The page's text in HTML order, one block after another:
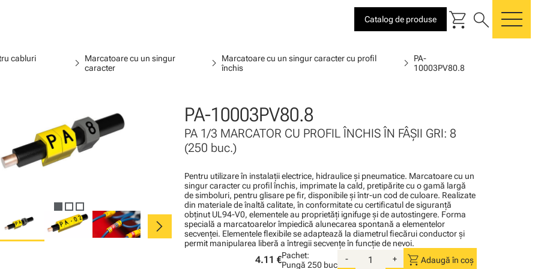
Catalog de produse shopping_cart search
cabluri
chevron_right
Marcatoare cu un singur
caracter
chevron_right
Marcatoare cu un singur caracter cu profil
închis
chevron_right
PA-
10003PV80.8
chevron_right
PA-10003PV80.8
PA 1/3 MARCATOR CU PROFIL ÎNCHIS ÎN FÂŞII GRI: 8
(250 buc.)
Pentru utilizare în instalaţii electrice, hidraulice şi pneumatice. Marcatoare cu un
singur caracter cu profil închis, imprimate la cald, pretipărite cu o gamă largă
de simboluri, pentru glisare pe fir, disponibile şi într-un cod de culoare. Realizate
din materiale de înaltă calitate, în conformitate cu certificatul de siguranţă
obţinut UL94-V0, elementele au proprietăţi ignifuge şi de autostingere. Forma
specială a marcatoarelor împiedică alunecarea spontană a elementelor
secvenţei. Elementele flexibile se adaptează la diametrul fiecărui conductor şi
permit manipularea liberă a întregii secvenţe în funcţie de nevoi.
4.11 €Pachet:
Pungă 250 buc
- + shopping_cart Adaugă în coș